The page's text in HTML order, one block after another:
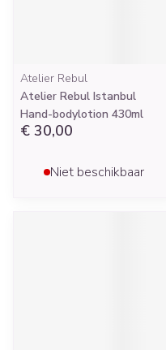
Atelier Rebul
Atelier Rebul Istanbul
Hand-bodylotion 430ml
€ 30,00
Niet beschikbaar